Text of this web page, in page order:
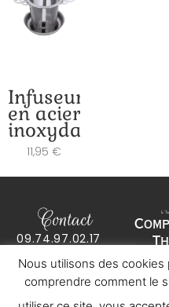
Infuseur
en acier
inoxydable
11,95 €
Contact
09.74.97.02.17
13 rue du Marché
– 92160 Antony
Nous utilisons des
comprendre comment le